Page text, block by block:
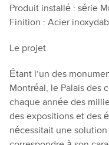
Produit installé : série
Finition : Acier
Le projet
Étant l’un des
Montréal, le Palais des
chaque année des
des expositions et des
nécessitait une